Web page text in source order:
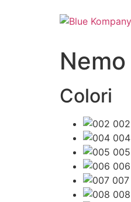
Nemo
Colori
002
004
005
006
007
008